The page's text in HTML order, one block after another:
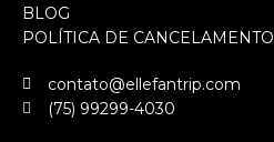
BLOG
POLÍTICA DE CANCELAMENTO
contato@ellefantrip.com
(75) 99299-4030